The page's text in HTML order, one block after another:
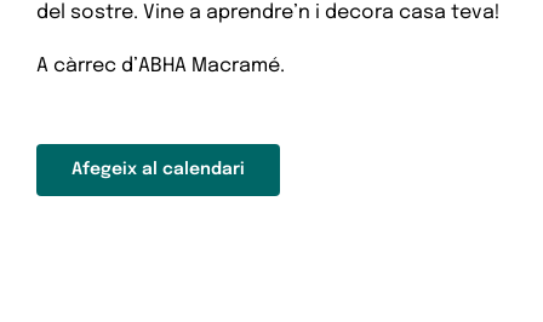
del sostre. Vine a aprendre’n i decora casa teva!
A càrrec d’ABHA Macramé.
Afegeix al calendari